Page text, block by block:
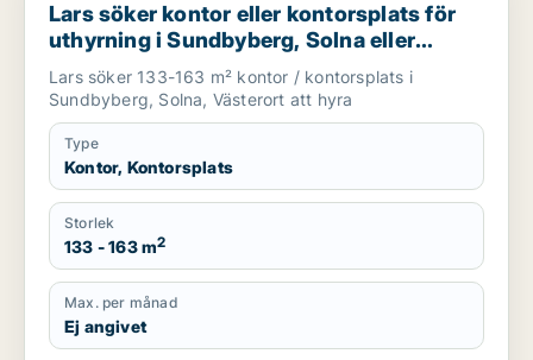
Lars söker kontor eller kontorsplats för
uthyrning i Sundbyberg, Solna eller
Västerort
Lars söker 133-163 m² kontor / kontorsplats i
Sundbyberg, Solna, Västerort att hyra
Type
Kontor, Kontorsplats
Storlek
133 - 163 m2
Max. per månad
Ej angivet